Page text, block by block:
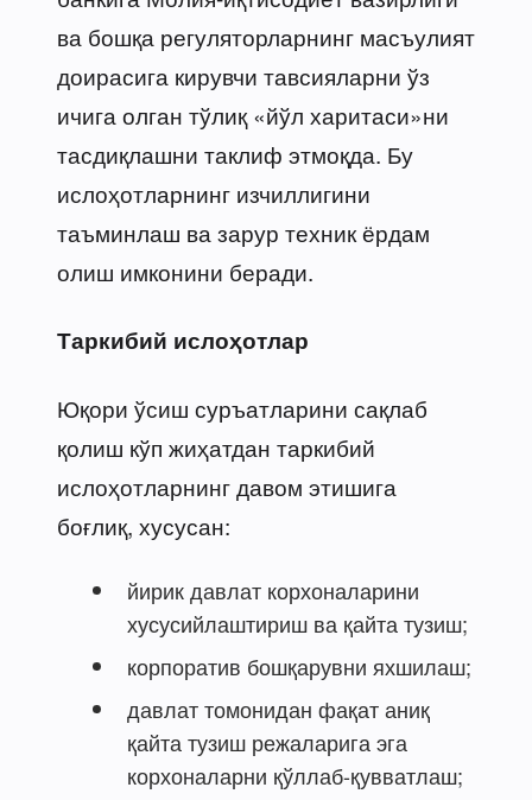
ва бошқа регуляторларнинг масъулият
доирасига кирувчи тавсияларни ўз
ичига олган тўлиқ «йўл харитаси»ни
тасдиқлашни таклиф этмоқда. Бу
ислоҳотларнинг изчиллигини
таъминлаш ва зарур техник ёрдам
олиш имконини беради.
Таркибий ислоҳотлар
Юқори ўсиш суръатларини сақлаб
қолиш кўп жиҳатдан таркибий
ислоҳотларнинг давом этишига
боғлиқ, хусусан:
йирик давлат корхоналарини
хусусийлаштириш ва қайта тузиш;
корпоратив бошқарувни яхшилаш;
давлат томонидан фақат аниқ
қайта тузиш режаларига эга
корхоналарни қўллаб-қувватлаш;